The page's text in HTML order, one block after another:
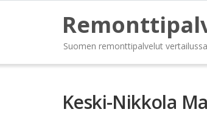
Suomen remonttipalvelut vertailussa
Keski-Nikkola